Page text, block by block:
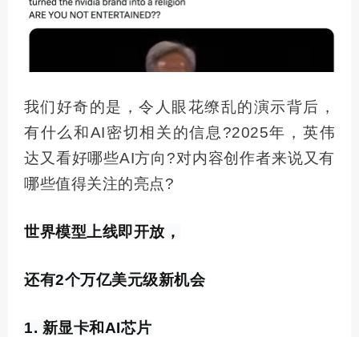
我们好奇的是，令人眼花缭乱的演示背后，
有什么和AI密切相关的信息?2025年，英伟
达又看好哪些AI方向?对内容创作者来说又有
哪些值得关注的亮点?
世界模型上线即开放，
还有2个万亿美元级新机会
1. 新显卡和AI芯片